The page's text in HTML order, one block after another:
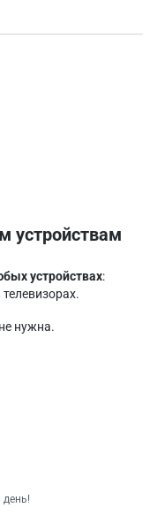
устройствам
устройствах:
нужна.
день!